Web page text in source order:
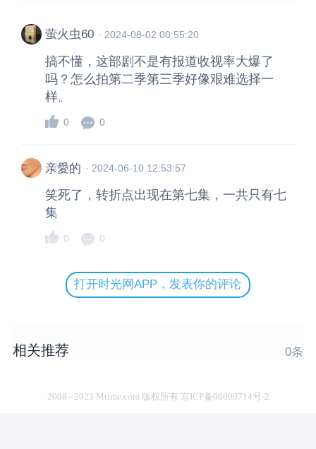
萤火虫60 · 2024-08-02 00:55:20
搞不懂，这部剧不是有报道收视率大爆了
吗？怎么拍第二季第三季好像艰难选择一
样。
0 0
亲愛的 · 2024-06-10 12:53:57
笑死了，转折点出现在第七集，一共只有七
集
0 0
打开时光网APP，发表你的评论
相关推荐 0条
2008 - 2023 Mtime.com 版权所有 京ICP备06000714号-2